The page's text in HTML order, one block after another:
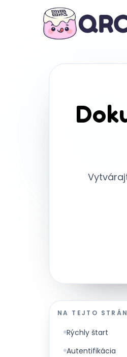
NA TEJTO
Rýchly štart
Autentifikácia